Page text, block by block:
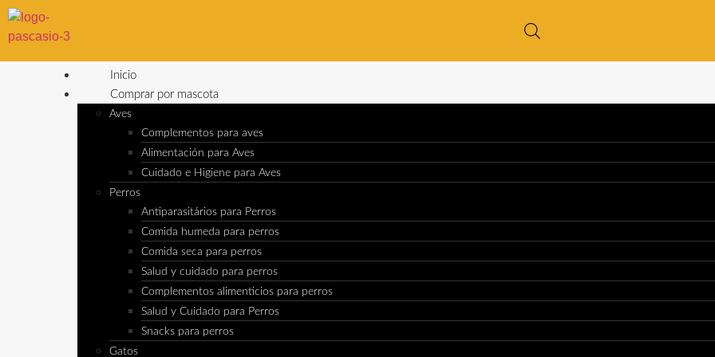
Inicio
Comprar por mascota
Aves
Complementos para aves
Alimentación para Aves
Cuidado e Higiene para Aves
Perros
Antiparasitários para Perros
Comida humeda para perros
Comida seca para perros
Salud y cuidado para perros
Complementos alimenticios para perros
Salud y Cuidado para Perros
Snacks para perros
Gatos